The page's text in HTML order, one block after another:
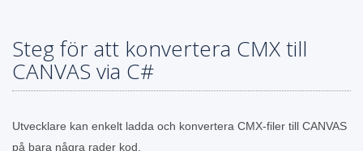
Steg för att konvertera CMX till
CANVAS via C#
Utvecklare kan enkelt ladda och konvertera CMX-filer till CANVAS
på bara några rader kod.